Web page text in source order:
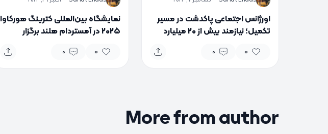
اورژانس اجتماعی پاکدشت در مسیر
تکمیل؛ نیازمند بیش از ۲۰ میلیارد
0
0
نمایشگاه بین‌المللی کترینگ هورکاوا
۲۰۲۵ در آمستردام هلند برگزار
0
0
More from author